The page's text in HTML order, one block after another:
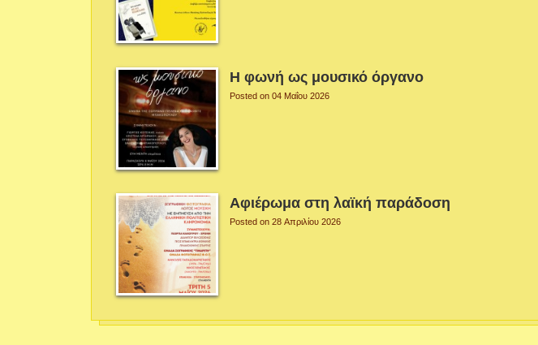
Η φωνή ως μουσικό όργανο
Posted on 04 Μαΐου 2026
Αφιέρωμα στη λαϊκή παράδοση
Posted on 28 Απριλίου 2026